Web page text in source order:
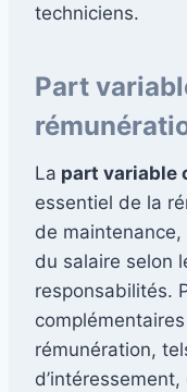
techniciens.
Part
La part variable
essentiel de la
de
du salaire selon
responsabilités.
rémunération,